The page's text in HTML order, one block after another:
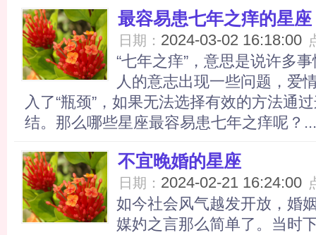
最容易患七年之痒的星座
日期： 2024-03-02 16:18:00
“七年之痒”，意思是说许多
人的意志出现一些问题，爱
入了“瓶颈”，如果无法选择有效的方法通
结。那么哪些星座最容易患七年之痒呢？...
不宜晚婚的星座
日期： 2024-02-21 16:24:00
如今社会风气越发开放，婚
媒妁之言那么简单了。当时